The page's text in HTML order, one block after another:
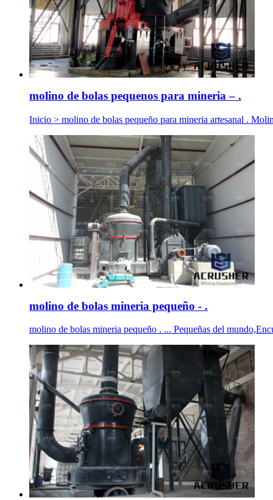
molino de bolas pequenos para mineria – .
Inicio > molino de bolas pequeño para mineria artesanal .
molino de bolas mineria pequeño - .
molino de bolas mineria pequeño . ... Pequeñas del